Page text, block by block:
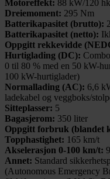
Motoreffekt: 88 kW/120 hk
Dreiemoment: 295 Nm
Batterikapasitet (brutto):
Batterikapasitet (netto):
Oppgitt rekkevidde
Hurtiglading (DC):
0 til 80 % med en 50 kW-
100 kW-hurtiglader)
Normallading (AC): 6,6
ladekabel og veggboks/
Sitteplasser: 5
Bagasjerom: 350 liter
Oppgitt forbruk (blandet
Topphastighet: 165 km/t
Akselerasjon 0-100 km/t:
Annet: Standard
(Autonomous Emergency